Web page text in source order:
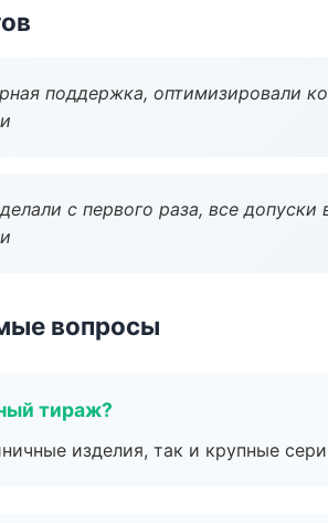
поддержка, оптимизировали
с первого раза, все
вопросы
тираж?
изделия, так и крупные